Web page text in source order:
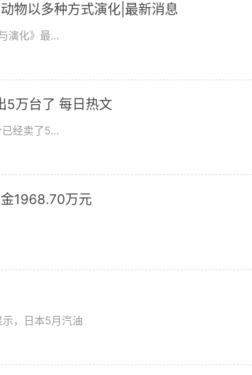
物以多种方式演化|最新消息
演化》最...
5万台了 每日热文
经卖了5...
1968.70万元
示，日本5月汽油